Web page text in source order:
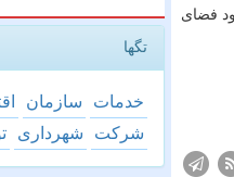
و با وجود كمبود فضای
تگها
خدمات سازمان
شركت
شهرداری